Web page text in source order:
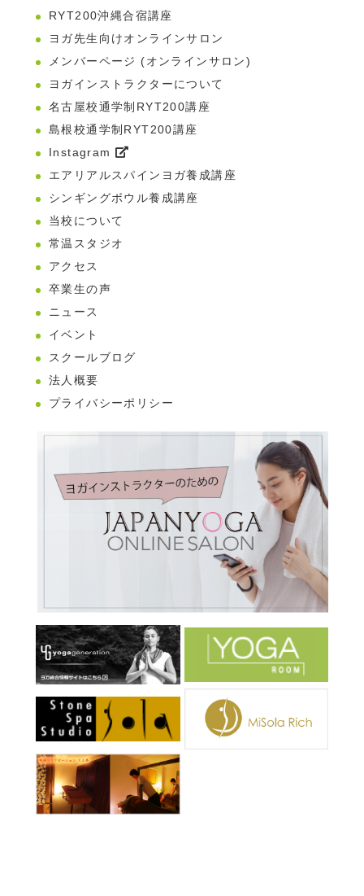
RYT200沖縄合宿講座
ヨガ先生向けオンラインサロン
メンバーページ (オンラインサロン)
ヨガインストラクターについて
名古屋校通学制RYT200講座
島根校通学制RYT200講座
Instagram
エアリアルスパインヨガ養成講座
シンギングボウル養成講座
当校について
常温スタジオ
アクセス
卒業生の声
ニュース
イベント
スクールブログ
法人概要
プライバシーポリシー